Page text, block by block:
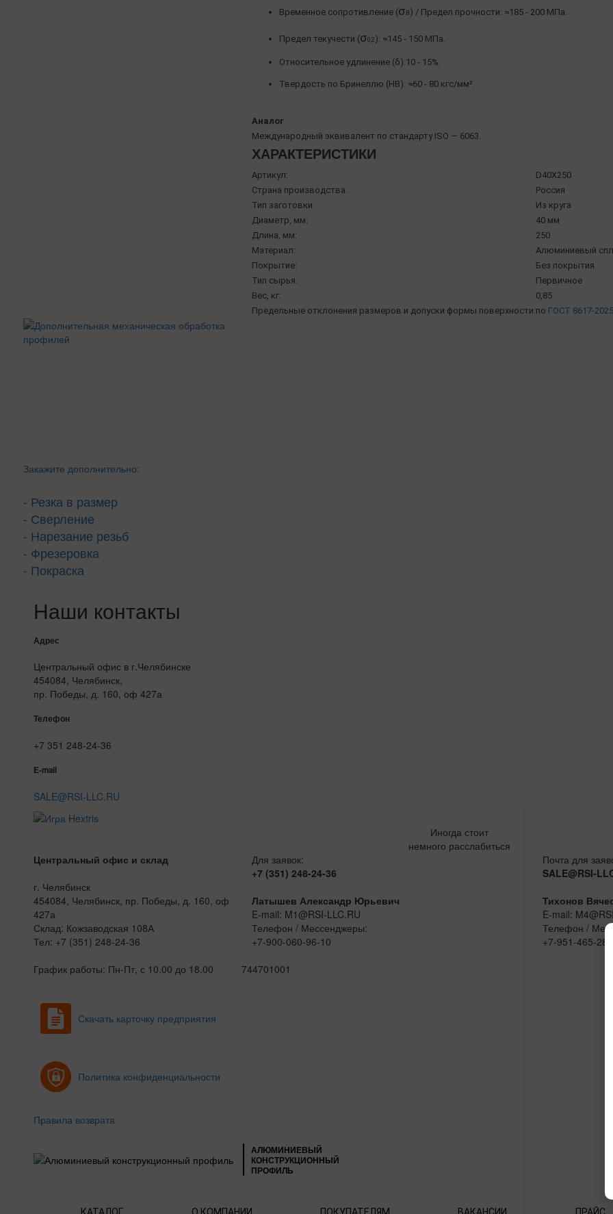
Временное сопротивление (σΒ) / Предел прочности: ≈185 - 200 МПа.
Предел текучести (σ0,2): ≈145 - 150 МПа.
Относительное удлинение (δ):10 - 15%.
Твердость по Бринеллю (HB): ≈60 - 80 кгс/мм².
Аналог
Международный эквивалент по стандарту ISO — 6063.
ХАРАКТЕРИСТИКИ
Артикул:
D40X250
Страна производства:
Россия
Тип заготовки:
Из круга
Диаметр, мм:
40 мм
Длина, мм:
250
Материал:
Алюминиевый
Покрытие:
Без покрытия
Тип сырья:
Первичное
Вес, кг:
0,85
Предельные отклонения размеров и допуски формы поверхности:по ГОСТ 8617-2025
Закажите дополнительно:
- Резка в размер
- Сверление
- Нарезание резьб
- Фрезеровка
- Покраска
Наши контакты
Адрес
Центральный офис в г.Челябинске
454084, Челябинск,
пр. Победы, д. 160, оф 427а
Телефон
+7 351 248-24-36
E-mail
SALE@RSI-LLC.RU
Иногда стоит
немного расслабиться
Центральный офис и склад
г. Челябинск
454084, Челябинск, пр. Победы, д. 160, оф
427а
Склад: Кожзаводская 108А
Тел: +7 (351) 248-24-36
График работы: Пн-Пт, с 10.00 до 18.00
Для заявок:
+7 (351) 248-24-36
Латышев Александр Юрьевич
E-mail: M1@RSI-LLC.RU
Телефон / Мессенджеры:
+7-900-060-96-10
Почта для
SALE@RSI-
Тихонов
E-mail:
Телефон /
+7-951-465-
744701001
Скачать карточку предприятия
Политика конфиденциальности
Правила возврата
АЛЮМИНИЕВЫЙ
КОНСТРУКЦИОННЫЙ
ПРОФИЛЬ